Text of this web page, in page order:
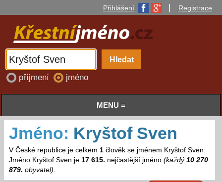
Přihlášení Registrace
příjmení jméno
MENU ≡
Jméno: Kryštof Sven
V České republice je celkem 1člověk se jménem Kryštof Sven.
Jméno Kryštof Sven je 17 615. nejčastější jméno (každý 10 270
879. obyvatel).